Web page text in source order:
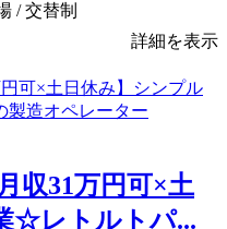
/ 交替制
詳細を表示
収31万円可×土
☆レトルトパ...